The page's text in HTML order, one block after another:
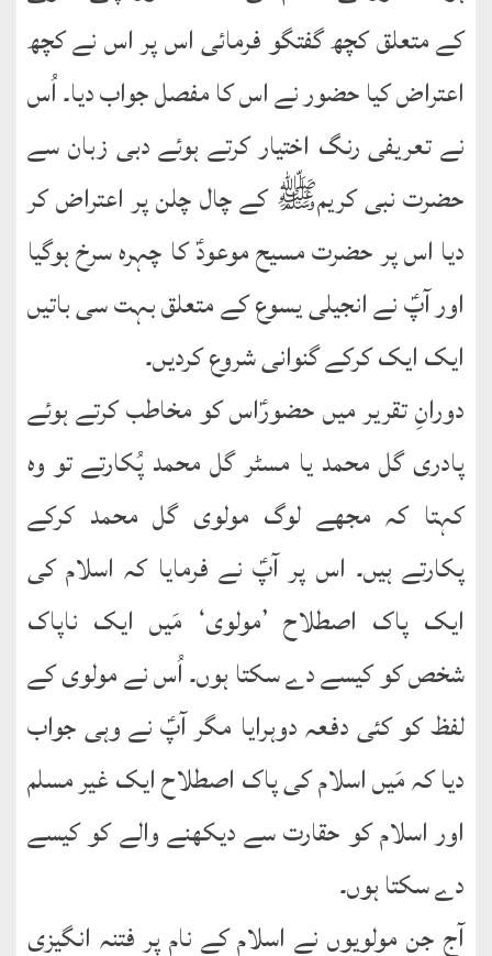
کے متعلق کچھ گفتگو فرمائی اس پر اس نے کچھ
اعتراض کیا حضور نے اس کا مفصل جواب دیا۔ اُس
نے تعریفی رنگ اختیار کرتے ہوئے دبی زبان سے
حضرت نبی کریمﷺ کے چال چلن پر اعتراض کر
دیا اس پر حضرت مسیح موعودؑ کا چہرہ سرخ ہوگیا
اور آپؑ نے انجیلی یسوع کے متعلق بہت سی باتیں
ایک ایک کرکے گنوانی شروع کردیں۔
دورانِ تقریر میں حضورؑاس کو مخاطب کرتے ہوئے
پادری گل محمد یا مسٹر گل محمد پُکارتے تو وہ
کہتا کہ مجھے لوگ مولوی گل محمد کرکے
پکارتے ہیں۔ اس پر آپؑ نے فرمایا کہ اسلام کی
ایک پاک اصطلاح ’مولوی‘ مَیں ایک ناپاک
شخص کو کیسے دے سکتا ہوں۔ اُس نے مولوی کے
لفظ کو کئی دفعہ دوہرایا مگر آپؑ نے وہی جواب
دیا کہ مَیں اسلام کی پاک اصطلاح ایک غیر مسلم
اور اسلام کو حقارت سے دیکھنے والے کو کیسے
دے سکتا ہوں۔
آج جن مولویوں نے اسلام کے نام پر فتنہ انگیزی